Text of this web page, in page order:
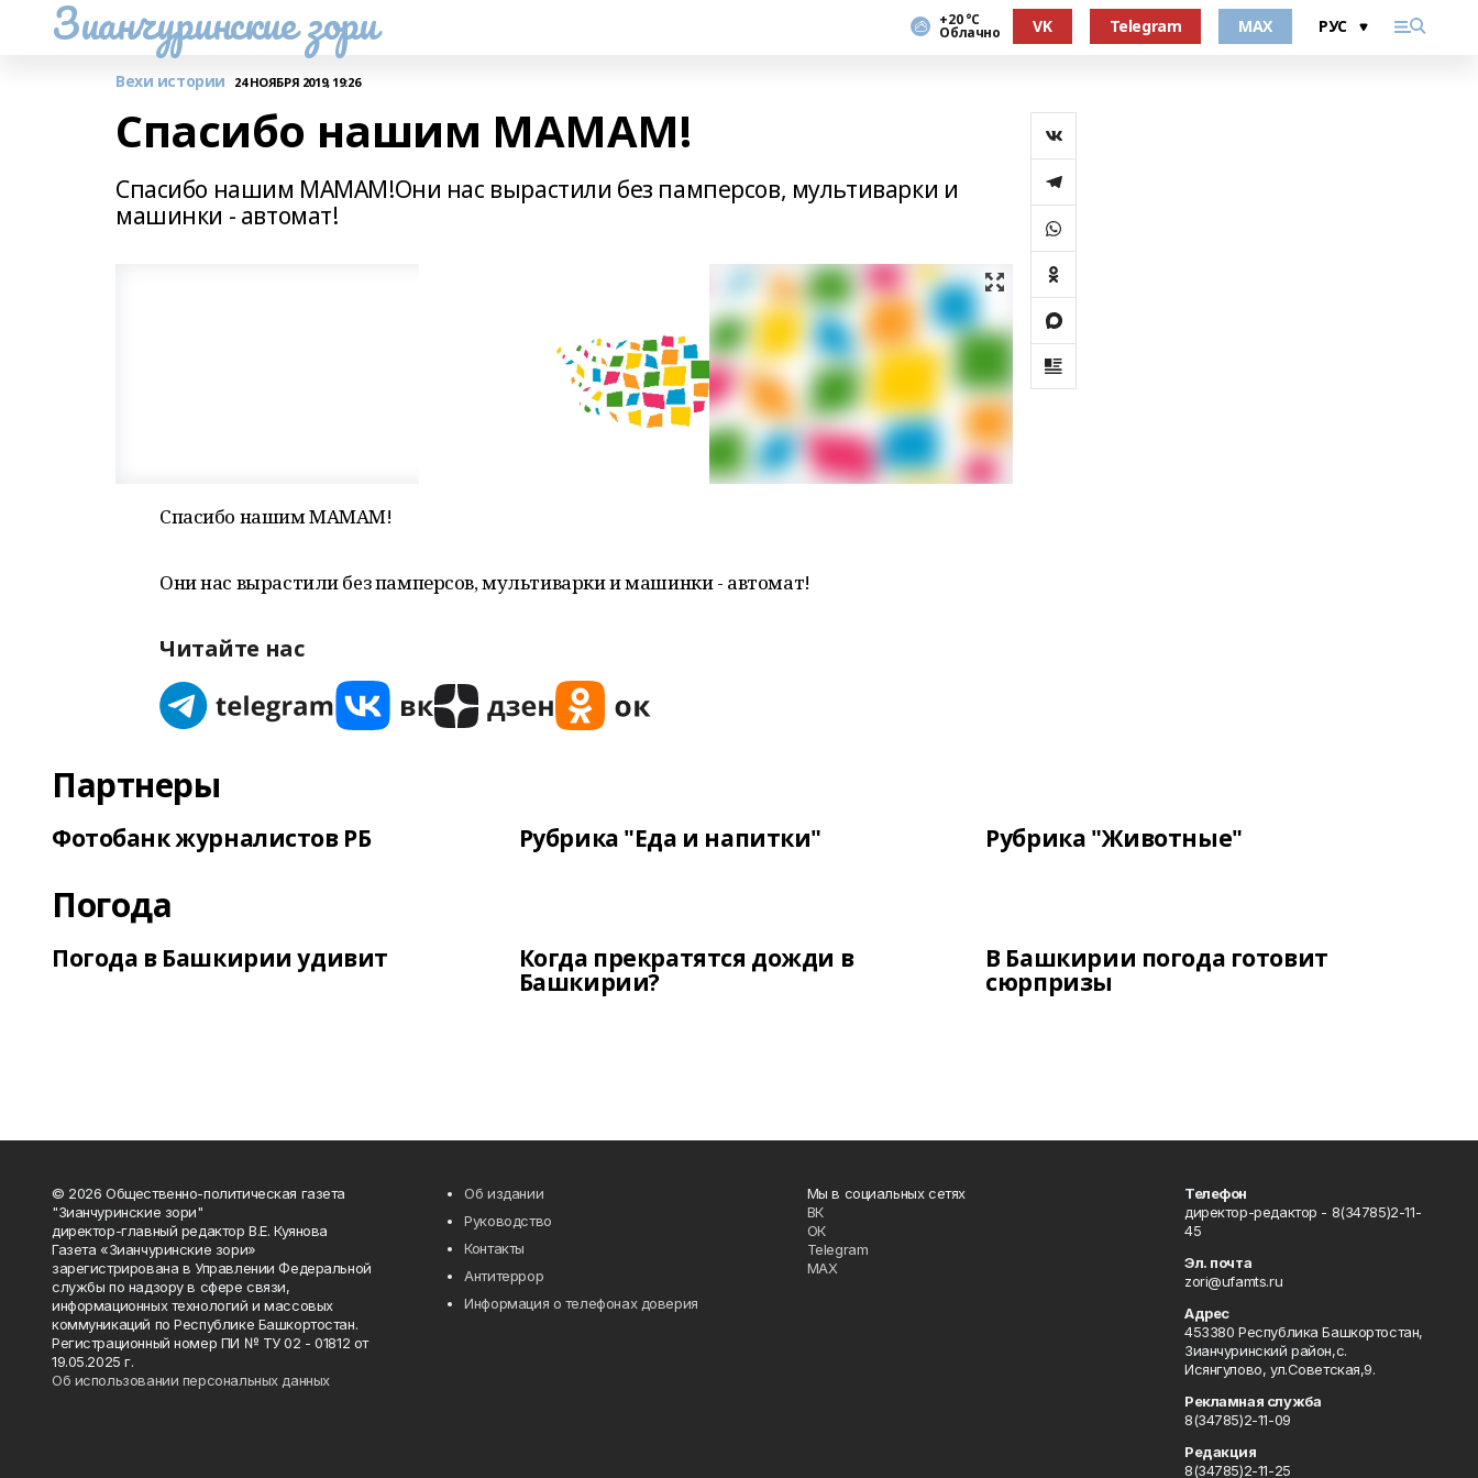
Зианчуринские зори +20 °С
Облачно VK Telegram MAX
Вехи истории 24 НОЯБРЯ 2019, 19:26
Спасибо нашим МАМАМ!
Спасибо нашим МАМАМ!Они нас вырастили бeз памперсов, мультиварки и
машинки - автомат!
Спасибо нашим МАМАМ!
Они нас вырастили бeз памперсов, мультиварки и машинки - автомат!
Читайте нас
Партнеры
Фотобанк журналистов РБ Рубрика "Еда и напитки" Рубрика "Животные"
Погода
Погода в Башкирии удивит Когда прекратятся дожди в
Башкирии?
В Башкирии погода готовит
сюрпризы
© 2026 Общественно-политическая газета
"Зианчуринские зори"
директор-главный редактор В.Е. Куянова
Газета «Зианчуринские зори»
зарегистрирована в Управлении Федеральной
службы по надзору в сфере связи,
информационных технологий и массовых
коммуникаций по Республике Башкортостан.
Регистрационный номер ПИ № ТУ 02 - 01812 от
19.05.2025 г.
Об использовании персональных данных
Об издании
Руководство
Контакты
Антитеррор
Информация о телефонах доверия
Мы в социальных сетях
ВК
ОК
Telegram
MAX
Телефон
директор-редактор - 8(34785)2-11-
45
Эл. почта
zori@ufamts.ru
Адрес
453380 Республика Башкортостан,
Зианчуринский район,с.
Исянгулово, ул.Советская,9.
Рекламная служба
8(34785)2-11-09
Редакция
8(34785)2-11-25